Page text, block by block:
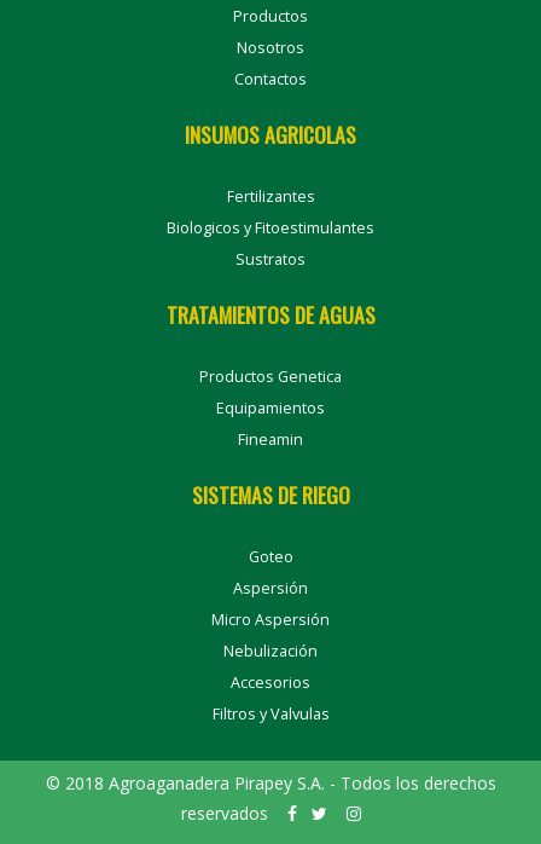
Productos
Nosotros
Contactos
INSUMOS AGRICOLAS
Fertilizantes
Biologicos y Fitoestimulantes
Sustratos
TRATAMIENTOS DE AGUAS
Productos Genetica
Equipamientos
Fineamin
SISTEMAS DE RIEGO
Goteo
Aspersión
Micro Aspersión
Nebulización
Accesorios
Filtros y Valvulas
© 2018 Agroaganadera Pirapey S.A. - Todos los derechos
reservados